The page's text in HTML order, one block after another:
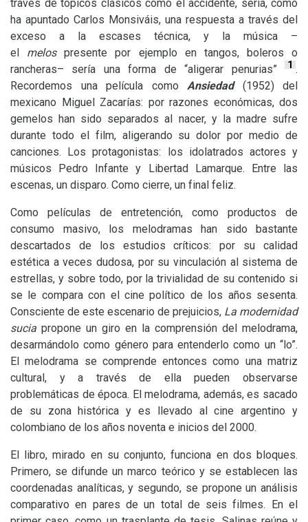
través de tópicos clásicos como el accidente, sería, como
ha apuntado Carlos Monsiváis, una respuesta a través del
exceso a la escases técnica, y la música –
el melospresente por ejemplo en tangos, boleros o
rancheras– sería una forma de “aligerar penurias”
1 .
Recordemos una película como Ansiedad
(1952) del
mexicano Miguel Zacarías: por razones económicas, dos
gemelos han sido separados al nacer, y la madre sufre
durante todo el film, aligerando su dolor por medio de
canciones. Los protagonistas: los idolatrados actores y
músicos Pedro Infante y Libertad Lamarque. Entre las
escenas, un disparo. Como cierre, un final feliz.
Como películas de entretención, como productos de
consumo masivo, los melodramas han sido bastante
descartados de los estudios críticos: por su calidad
estética a veces dudosa, por su vinculación al sistema de
estrellas, y sobre todo, por la trivialidad de su contenido si
se le compara con el cine político de los años sesenta.
Consciente de este escenario de prejuicios, La modernidad
sucia propone un giro en la comprensión del melodrama,
desarmándolo como género para entenderlo como un “lo”.
El melodrama se comprende entonces como una matriz
cultural, y a través de ella pueden observarse
problemáticas de época. El melodrama, además, es sacado
de su zona histórica y es llevado al cine argentino y
colombiano de los años noventa e inicios del 2000.
El libro, mirado en su conjunto, funciona en dos bloques.
Primero, se difunde un marco teórico y se establecen las
coordenadas analíticas, y segundo, se propone un análisis
comparativo en pares de un total de seis filmes. En el